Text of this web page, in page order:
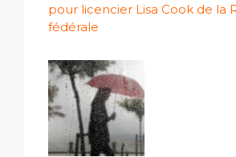
pour licencier Lisa Cook de la
fédérale